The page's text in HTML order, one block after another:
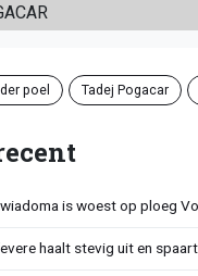
poel Tadej Pogacar
is woest op ploeg
haalt stevig uit en